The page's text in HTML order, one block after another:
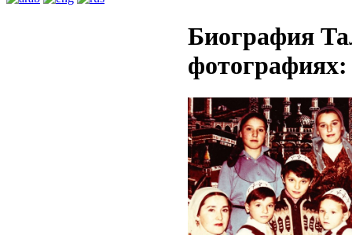
Биография
фотографиях: